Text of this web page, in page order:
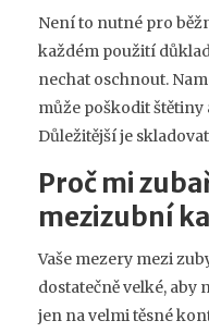
Není to nutné pro
každém použití
nechat oschnout.
může poškodit
Důležitější je
Proč mi
mezizubní
Vaše mezery mezi
dostatečně velké,
jen na velmi těsné